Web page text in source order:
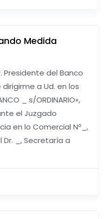
Medida
Presidente del Banco
dirigirme a Ud. en los
_ s/ORDINARIO»,
el Juzgado
en lo Comercial Nº_,
_, Secretaría a